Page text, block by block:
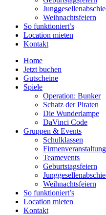
Weihnachtsfeiern
So funktioniert’s
Location mieten
Kontakt
Home
Jetzt buchen
Gutscheine
Spiele
Operation: Bunker
Schatz der Piraten
Die Wunderlampe
DaVinci Code
Gruppen & Events
Schulklassen
Firmenveranstaltung
Teamevents
Geburtstagsfeiern
Weihnachtsfeiern
So funktioniert’s
Location mieten
Kontakt